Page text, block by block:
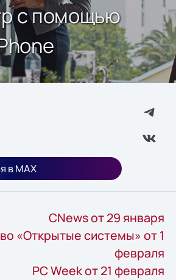
с помощью
в MAX
CNews от 29 января
«Открытые системы» от 1
февраля
PC Week от 21 февраля